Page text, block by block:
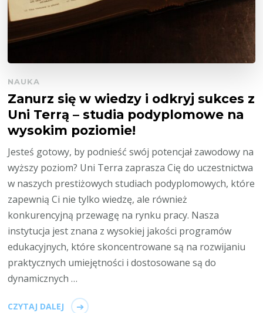
NAUKA
Zanurz się w wiedzy i odkryj sukces z
Uni Terrą – studia podyplomowe na
wysokim poziomie!
Jesteś gotowy, by podnieść swój potencjał zawodowy na
wyższy poziom? Uni Terra zaprasza Cię do uczestnictwa
w naszych prestiżowych studiach podyplomowych, które
zapewnią Ci nie tylko wiedzę, ale również
konkurencyjną przewagę na rynku pracy. Nasza
instytucja jest znana z wysokiej jakości programów
edukacyjnych, które skoncentrowane są na rozwijaniu
praktycznych umiejętności i dostosowane są do
dynamicznych …
CZYTAJ DALEJ